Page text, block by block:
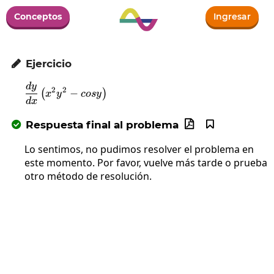
Conceptos Ingresar
 Ejercicio
\frac{dy}{dx}\left(x^2y^2-cosy\right)
dx
dy
(x2y2 − cosy)
 Respuesta final al problema 

Lo sentimos, no pudimos resolver el problema en
este momento. Por favor, vuelve más tarde o prueba
otro método de resolución.